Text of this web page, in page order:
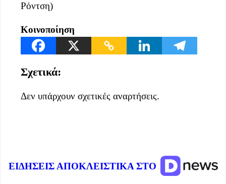
Ρόντση)
Κοινοποίηση
Σχετικά:
Δεν υπάρχουν σχετικές αναρτήσεις.
ΕΙΔΗΣΕΙΣ ΑΠΟΚΛΕΙΣΤΙΚΑ ΣΤΟ